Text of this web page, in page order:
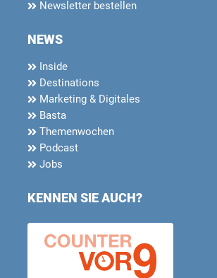
Newsletter bestellen
NEWS
Inside
Destinations
Marketing & Digitales
Basta
Themenwochen
Podcast
Jobs
KENNEN SIE AUCH?